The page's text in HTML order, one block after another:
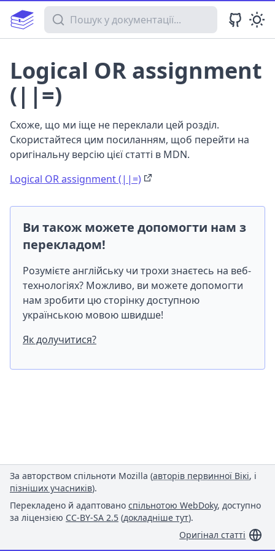
Пошук у документації
Logical OR assignment
(||=)
Схоже, що ми іще не переклали цей розділ.
Скористайтеся цим посиланням, щоб перейти на
оригінальну версію цієї статті в MDN.
Logical OR assignment (||=)
Ви також можете допомогти нам з
перекладом!
Розумієте англійську чи трохи знаєтесь на веб-
технологіях? Можливо, ви можете допомогти
нам зробити цю сторінку доступною
українською мовою швидше!
Як долучитися?
За авторством спільноти Mozilla (авторів первинної Вікі, і
пізніших учасників).
Перекладено й адаптовано спільнотою WebDoky, доступно
за ліцензією CC-BY-SA 2.5 (докладніше тут).
Оригінал статті